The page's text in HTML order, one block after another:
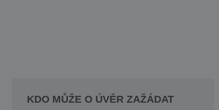
KDO MŮŽE O ÚVĚR ZAŽÁDAT